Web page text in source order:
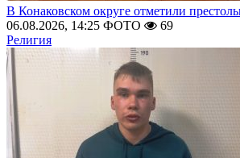
В Конаковском округе отметили
06.08.2026, 14:25 ФОТО
69
Религия